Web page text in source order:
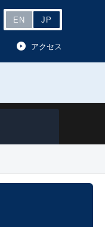
アクセス
EN JP